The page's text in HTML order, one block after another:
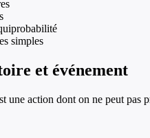
simples
et événement
une action dont on ne peut pas